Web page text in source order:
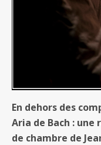
En dehors des
Aria de Bach : une
de chambre de